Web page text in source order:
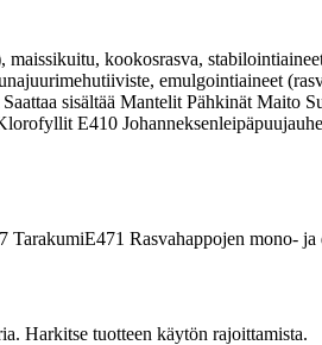
kookosrasva,
emulgointiaineet
sisältää Mantelit Pähkinät Maito
E410
TarakumiE471 Rasvahappojen mono-
Harkitse tuotteen käytön rajoittamista.